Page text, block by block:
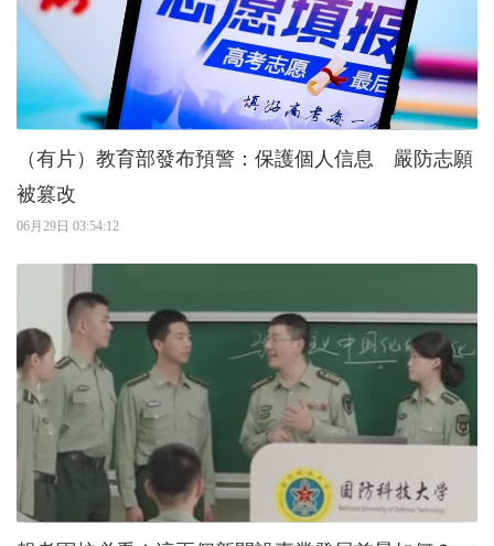
（有片）教育部發布預警：保護個人信息 嚴防志願
被篡改
06月29日 03:54:12